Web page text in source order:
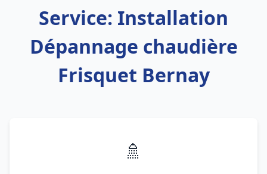
Service: Installation
Dépannage chaudière
Frisquet Bernay
🚿